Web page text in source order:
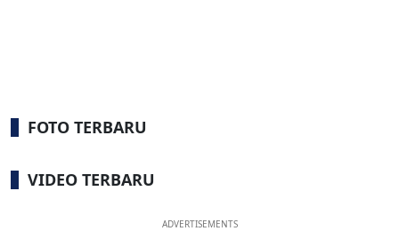
FOTO TERBARU
VIDEO TERBARU
ADVERTISEMENTS